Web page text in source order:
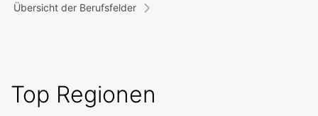
Übersicht der Berufsfelder
Top Regionen